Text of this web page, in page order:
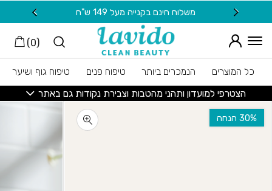
Skip to Content משלוח חינם בקנייה מעל 149 ש"ח
(
0
)
כל המוצרים הנמכרים ביותר טיפוח פנים
טיפוח גוף ושיער
הצטרפי למועדון ותהני מהטבות וצבירת נקודות גם באתר
‫30% הנחה
בחזרה למעלה